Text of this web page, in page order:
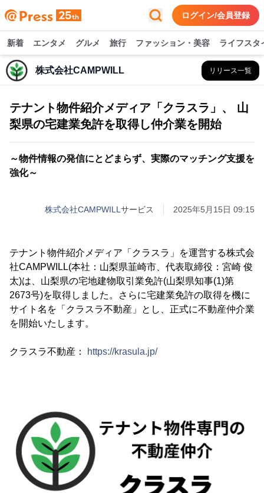
ログイン/会員登録
新着 エンタメ グルメ 旅行 ファッション・美容 ライフスタ
株式会社CAMPWILL リリース一覧
テナント物件紹介メディア「クラスラ」、 山
梨県の宅建業免許を取得し仲介業を開始
～物件情報の発信にとどまらず、実際のマッチング支援を
強化～
株式会社CAMPWILL サービス 2025年5月15日 09:15
テナント物件紹介メディア「クラスラ」を運営する株式会
社CAMPWILL(本社：山梨県韮崎市、代表取締役：宮崎 俊
太)は、山梨県の宅地建物取引業免許(山梨県知事(1)第
2673号)を取得しました。さらに宅建業免許の取得を機に
サイト名を「クラスラ不動産」とし、正式に不動産仲介業
を開始いたします。
クラスラ不動産： https://krasula.jp/